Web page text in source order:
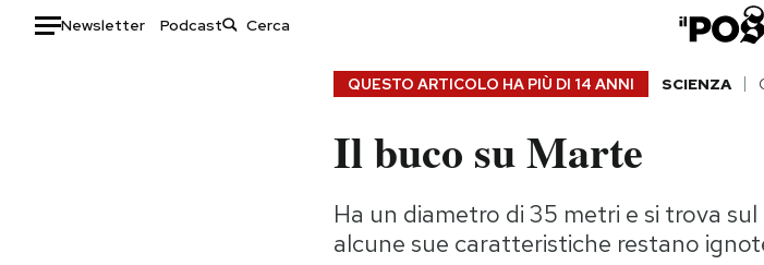
Newsletter Podcast
Consumismi
QUESTO ARTICOLO HA PIÙ DI 14 ANNI SCIENZA
Il buco su Marte
Ha un diametro di 35 metri e si trova
alcune sue caratteristiche restano